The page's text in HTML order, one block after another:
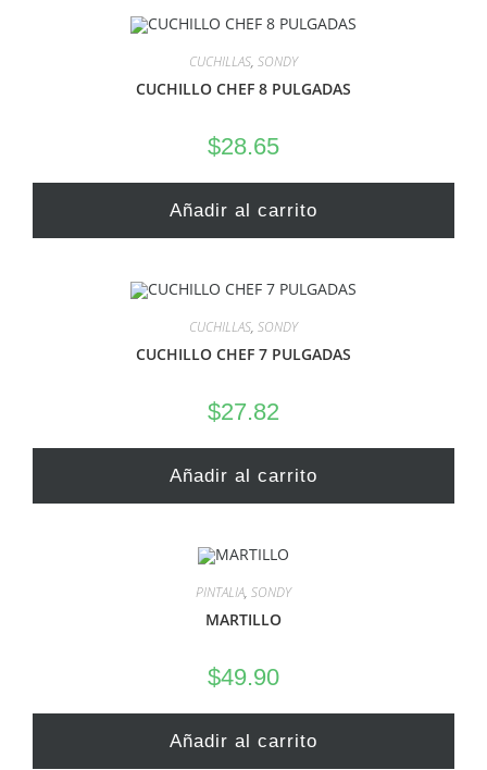
CUCHILLAS, SONDY
CUCHILLO CHEF 8 PULGADAS
$28.65
Añadir al carrito
CUCHILLAS, SONDY
CUCHILLO CHEF 7 PULGADAS
$27.82
Añadir al carrito
PINTALIA, SONDY
MARTILLO
$49.90
Añadir al carrito